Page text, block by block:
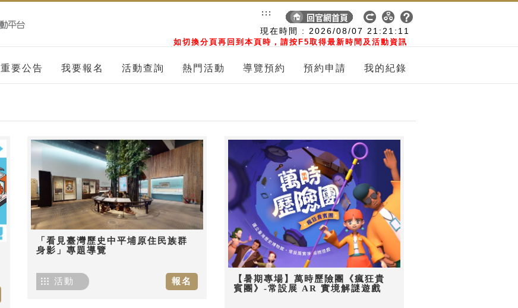
現在時間 : 2026/08/07 21:21:12
如切換分頁再回到本頁時，請按F5取得最新時間及活動資訊
:::
重要公告 我要報名 活動查詢 熱門活動 導覽預約 預約申請 我的紀錄
「看見臺灣歷史中平埔原住民族群
身影」專題導覽
報名
活動
【暑期專場】萬時歷險團《瘋狂貴
賓團》-常設展 AR 實境解謎遊戲